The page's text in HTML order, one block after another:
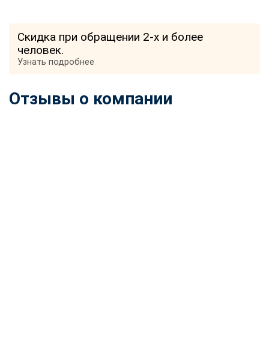
Скидка при обращении 2-х и более
человек.
Узнать подробнее
Отзывы о компании